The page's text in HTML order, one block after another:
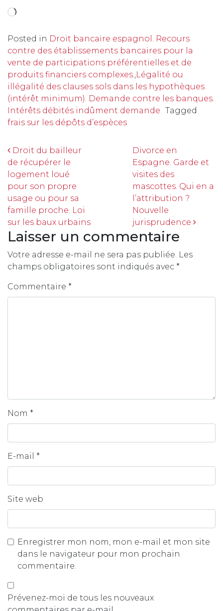
Chargement…
Posted in Droit bancaire espagnol. Recours
contre des établissements bancaires pour la
vente de participations préférentielles et de
produits financiers complexes. Légalité ou
illégalité des clauses sols dans les hypothèques
(intérêt minimum). Demande contre les banques.
Intérêts débités indûment demande Tagged
frais sur les dépôts d’espèces
Navigation
Droit du bailleur
de récupérer le
logement loué
pour son propre
usage ou pour sa
famille proche. Loi
sur les baux urbains
Divorce en
Espagne. Garde et
visites des
mascottes. Qui en a
l’attribution ?
Nouvelle
jurisprudence
Laisser un commentaire
Votre adresse e-mail ne sera pas publiée. Les
champs obligatoires sont indiqués avec *
Commentaire *
Nom *
E-mail *
Site web
Enregistrer mon nom, mon e-mail et mon site
dans le navigateur pour mon prochain
commentaire.
Prévenez-moi de tous les nouveaux